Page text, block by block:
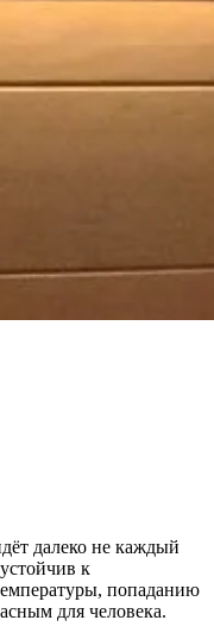
далеко не каждый
к
попаданию
для человека.